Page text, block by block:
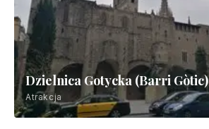
Dzielnica Gotycka (Barri Gòtic)
Atrakcja